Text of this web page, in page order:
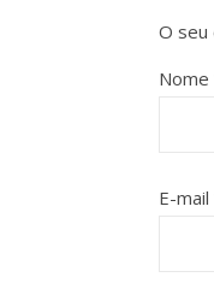
O seu
Nome
E-mail